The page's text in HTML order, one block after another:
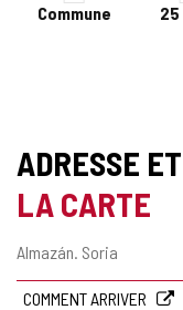
Commune 25
ADRESSE ET
LA CARTE
Adresse
Almazán. Soria
COMMENT ARRIVER